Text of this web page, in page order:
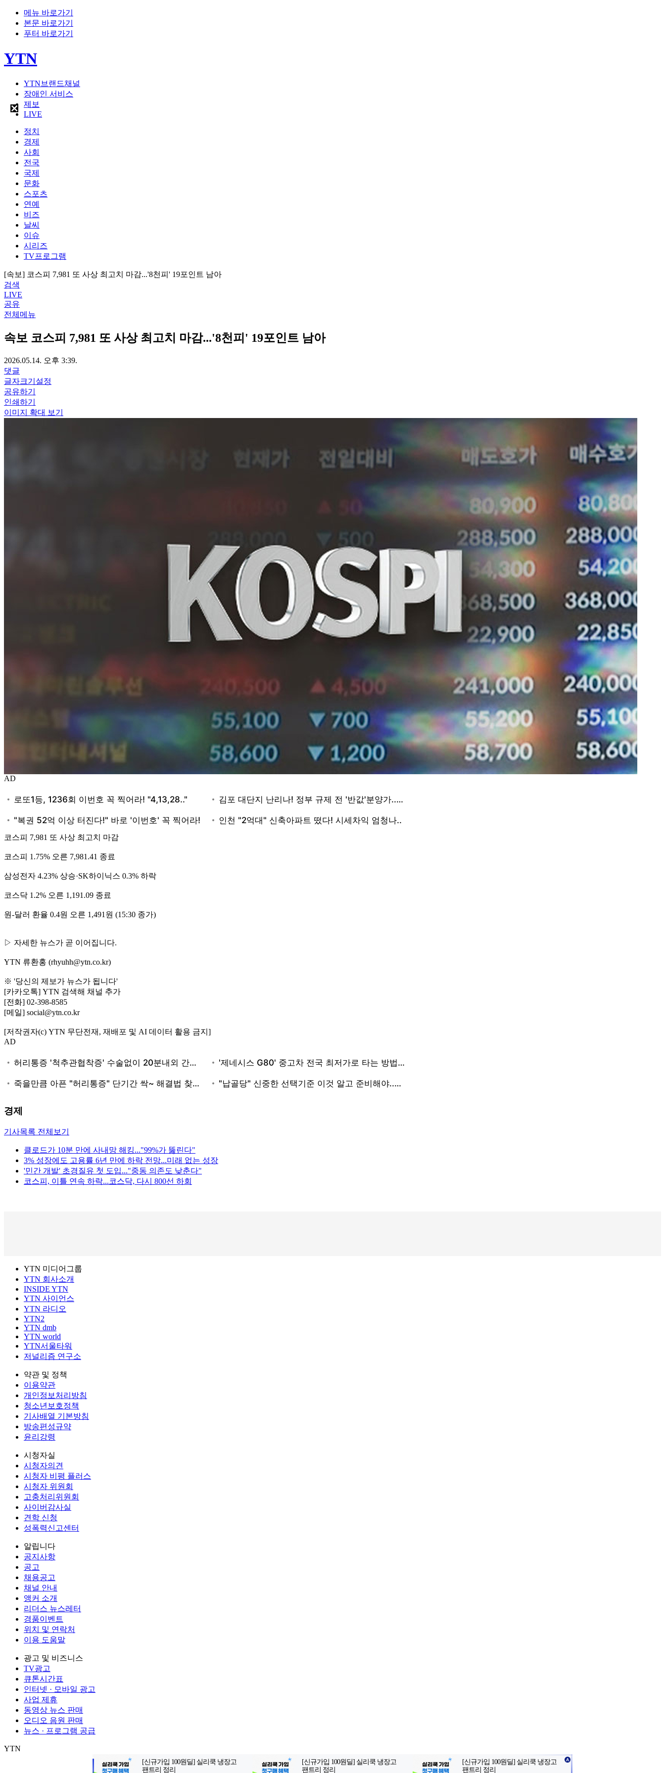
메뉴 바로가기
본문 바로가기
푸터 바로가기
YTN
YTN브랜드채널
장애인 서비스
제보
LIVE
정치
경제
사회
전국
국제
문화
스포츠
연예
비즈
날씨
이슈
시리즈
TV프로그램
[속보] 코스피 7,981 또 사상 최고치 마감...'8천피' 19포인트 남아
검색
LIVE
공유
전체메뉴
속보 코스피 7,981 또 사상 최고치 마감...'8천피' 19포인트 남아
2026.05.14. 오후 3:39.
댓글
글자크기설정
공유하기
인쇄하기
이미지 확대 보기
AD
코스피 7,981 또 사상 최고치 마감
코스피 1.75% 오른 7,981.41 종료
삼성전자 4.23% 상승·SK하이닉스 0.3% 하락
코스닥 1.2% 오른 1,191.09 종료
원-달러 환율 0.4원 오른 1,491원 (15:30 종가)
▷ 자세한 뉴스가 곧 이어집니다.
YTN 류환홍 (rhyuhh@ytn.co.kr)
※ '당신의 제보가 뉴스가 됩니다'
[카카오톡] YTN 검색해 채널 추가
[전화] 02-398-8585
[메일] social@ytn.co.kr
[저작권자(c) YTN 무단전재, 재배포 및 AI 데이터 활용 금지]
AD
경제
기사목록 전체보기
클로드가 10분 만에 사내망 해킹..."99%가 뚫린다"
3% 성장에도 고용률 6년 만에 하락 전망...미래 없는 성장
'민간 개발' 초경질유 첫 도입..."중동 의존도 낮춘다"
코스피, 이틀 연속 하락...코스닥, 다시 800선 하회
YTN 미디어그룹
YTN 회사소개
INSIDE YTN
YTN 사이언스
YTN 라디오
YTN2
YTN dmb
YTN world
YTN서울타워
저널리즘 연구소
약관 및 정책
이용약관
개인정보처리방침
청소년보호정책
기사배열 기본방침
방송편성규약
윤리강령
시청자실
시청자의견
시청자 비평 플러스
시청자 위원회
고충처리위원회
사이버감사실
견학 신청
성폭력신고센터
알립니다
공지사항
공고
채용공고
채널 안내
앵커 소개
리더스 뉴스레터
경품이벤트
위치 및 연락처
이용 도움말
광고 및 비즈니스
TV광고
큐톤시간표
인터넷 · 모바일 광고
사업 제휴
동영상 뉴스 판매
오디오 음원 판매
뉴스 · 프로그램 공급
YTN
서울특별시 마포구 상암산로 76 (상암동) 대표전화: 02-398-8000 팩스: 02-398-8129 사업자등록번호: 102-81-32883
서울특별시 마포구 상암산로 76 (상암동) 등록번호: 서울, 아54287등록일자: 2022.06.03